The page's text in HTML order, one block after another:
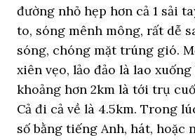
đường nhỏ hẹp hơn cả 1 sải
to, sóng mênh mông, rất dễ
sóng, chóng mặt trúng gió.
xiên vẹo, lảo đảo là lao
khoảng hơn 2km là tới trụ
Cả đi cả về là 4.5km. Trong
số bằng tiếng Anh, hát, hoặc